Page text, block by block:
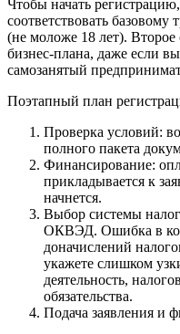
Чтобы начать
соответствовать
(не моложе 18 лет).
бизнес-плана, даже если
самозанятый
Поэтапный план
Проверка условий:
полного пакета
Финансирование:
прикладывается к
начнется.
Выбор системы
ОКВЭД. Ошибка в
доначислений
укажете слишком
деятельность,
обязательства.
Подача заявления и